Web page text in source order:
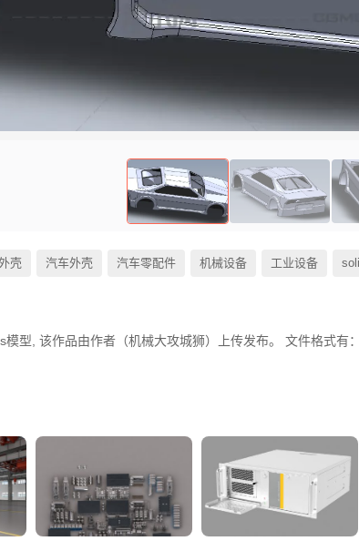
壳 汽车外壳 汽车零配件 机械设备 工业设备
型, 该作品由作者（机械大攻城狮）上传发布。 文件格式